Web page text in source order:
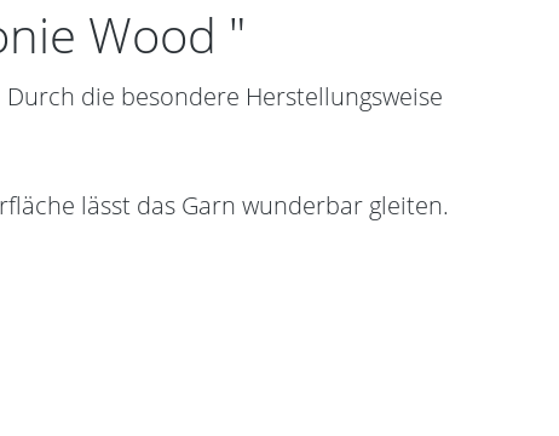
Wood "
die besondere Herstellungsweise
lässt das Garn wunderbar gleiten.